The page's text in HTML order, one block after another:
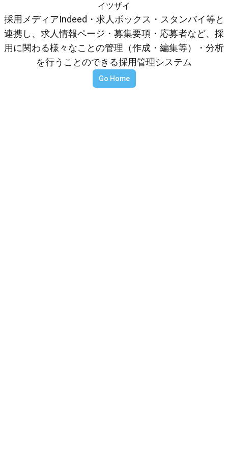
イツザイ
採用メディアIndeed・求人ボックス・スタンバイ等と
連携し、求人情報ページ・募集要項・応募者など、採
用に関わる様々なことの管理（作成・編集等）・分析
を行うことのできる採用管理システム
Go Home